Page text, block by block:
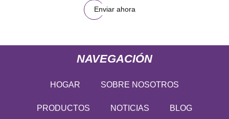
Enviar ahora
NAVEGACIÓN
HOGAR SOBRE NOSOTROS
PRODUCTOS NOTICIAS BLOG